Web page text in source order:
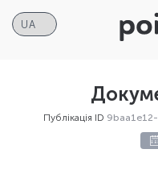
Публікація ID